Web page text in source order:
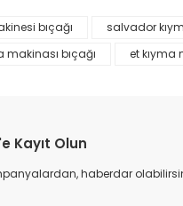
ve diğer konularda
bıçağı salvador
makinası bıçağı et kıyma
Kayıt Olun
haberdar